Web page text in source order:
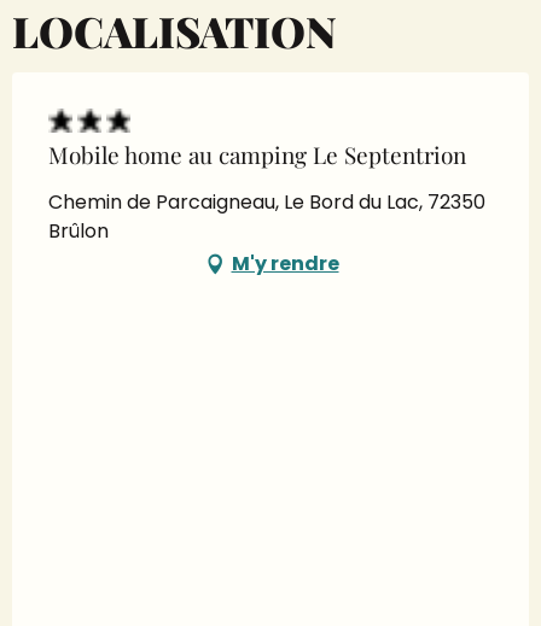
LOCALISATION
Mobile home au camping Le Septentrion
Chemin de Parcaigneau, Le Bord du Lac, 72350
Brûlon
M'y rendre